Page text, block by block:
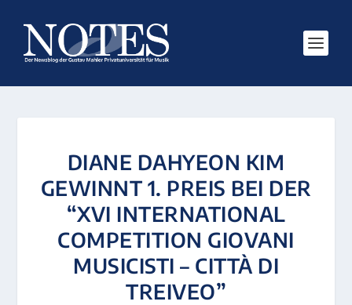
DIANE DAHYEON KIM
GEWINNT 1. PREIS BEI DER
“XVI INTERNATIONAL
COMPETITION GIOVANI
MUSICISTI – CITTÀ DI
TREIVEO”